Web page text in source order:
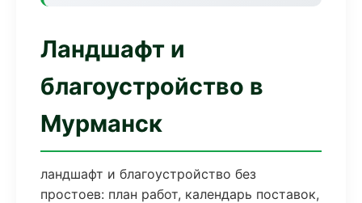
Ландшафт и
благоустройство в
Мурманск
ландшафт и благоустройство без
простоев: план работ, календарь поставок,